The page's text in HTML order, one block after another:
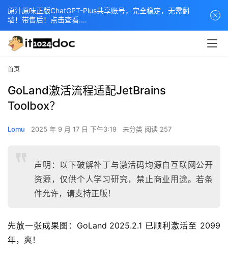
首页
GoLand激活流程适配JetBrains
Toolbox？
Lomu 2025 年 9 月 17 日 下午3:19 未分类 阅读 257
声明：以下破解补丁与激活码均源自互联网公开
资源，仅供个人学习研究，禁止商业用途。若条
件允许，请支持正版！
先放一张成果图：GoLand 2025.2.1 已顺利激活至 2099
年，爽！
原汁原味正版ChatGPT-Plus共享账号，完全稳定，无需翻
墙！带售后！点击查看....